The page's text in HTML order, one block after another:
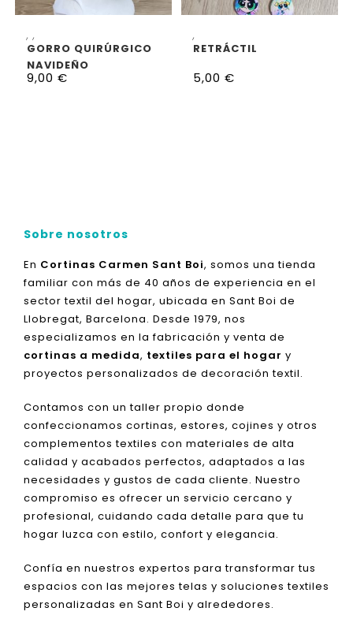
, ,
GORRO QUIRÚRGICO
NAVIDEÑO
9,00 €
,
RETRÁCTIL
5,00€
Sobre nosotros
En Cortinas Carmen Sant Boi, somos una tienda
familiar con más de 40 años de experiencia en el
sector textil del hogar, ubicada en Sant Boi de
Llobregat, Barcelona. Desde 1979, nos
especializamos en la fabricación y venta de
cortinas a medida, textiles para el hogar y
proyectos personalizados de decoración textil.
Contamos con un taller propio donde
confeccionamos cortinas, estores, cojines y otros
complementos textiles con materiales de alta
calidad y acabados perfectos, adaptados a las
necesidades y gustos de cada cliente. Nuestro
compromiso es ofrecer un servicio cercano y
profesional, cuidando cada detalle para que tu
hogar luzca con estilo, confort y elegancia.
Confía en nuestros expertos para transformar tus
espacios con las mejores telas y soluciones textiles
personalizadas en Sant Boi y alrededores.